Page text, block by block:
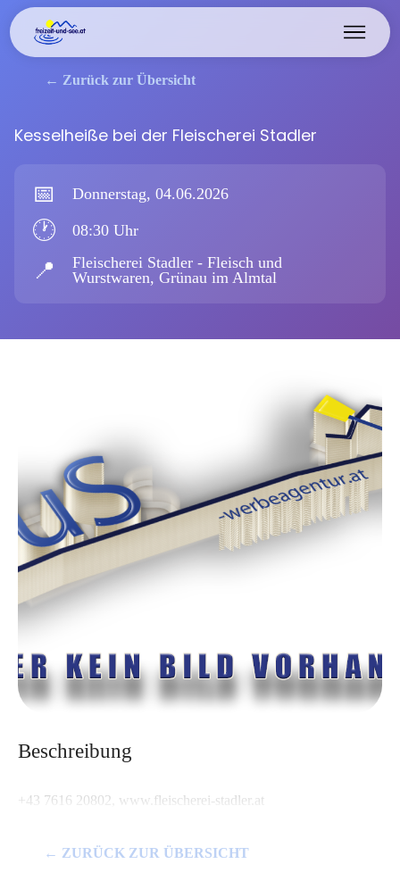
← Zurück zur Übersicht
Kesselheiße bei der Fleischerei Stadler
📅 Donnerstag, 04.06.2026
🕐 08:30 Uhr
📍
Fleischerei Stadler - Fleisch und
Wurstwaren, Grünau im Almtal
Beschreibung
+43 7616 20802, www.fleischerei-stadler.at
← ZURÜCK ZUR ÜBERSICHT